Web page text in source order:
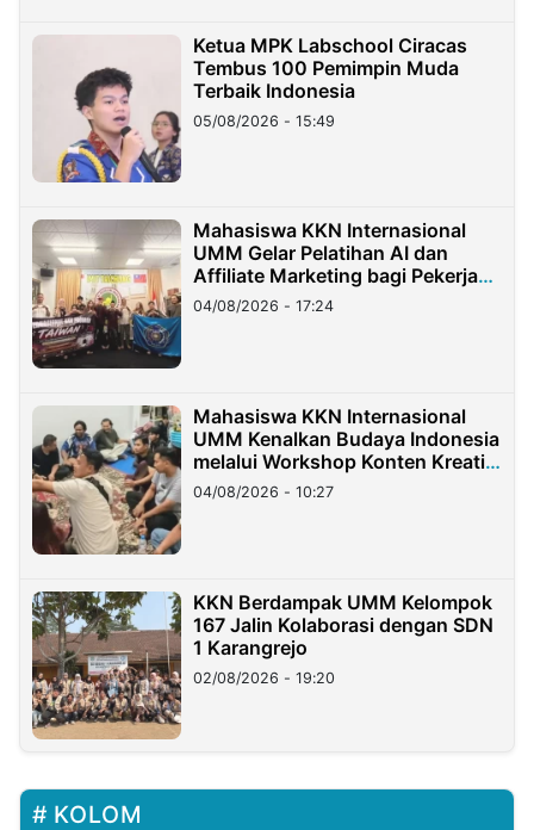
Ketua MPK Labschool Ciracas
Tembus 100 Pemimpin Muda
Terbaik Indonesia
05/08/2026 - 15:49
Mahasiswa KKN Internasional
UMM Gelar Pelatihan AI dan
Affiliate Marketing bagi Pekerja
Migran Indonesia di Taiwan
04/08/2026 - 17:24
Mahasiswa KKN Internasional
UMM Kenalkan Budaya Indonesia
melalui Workshop Konten Kreatif
di Taiwan
04/08/2026 - 10:27
KKN Berdampak UMM Kelompok
167 Jalin Kolaborasi dengan SDN
1 Karangrejo
02/08/2026 - 19:20
KOLOM